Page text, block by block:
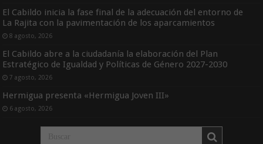
El Cabildo inicia la fase final de la adecuación del entorno de
La Rajita con la pavimentación de los aparcamientos
8 agosto, 2026
El Cabildo abre a la ciudadanía la elaboración del Plan
Estratégico de Igualdad y Políticas de Género 2027-2030
7 agosto, 2026
Hermigua presenta «Hermigua Joven III»
6 agosto, 2026